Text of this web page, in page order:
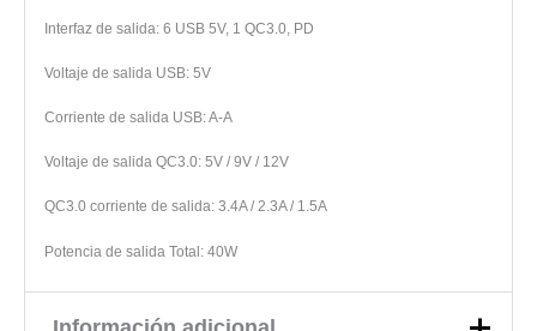
Interfaz de salida: 6 USB 5V, 1 QC3.0, PD
Voltaje de salida USB: 5V
Corriente de salida USB: A-A
Voltaje de salida QC3.0: 5V / 9V / 12V
QC3.0 corriente de salida: 3.4A / 2.3A / 1.5A
Potencia de salida Total: 40W